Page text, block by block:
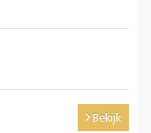
Bekijk